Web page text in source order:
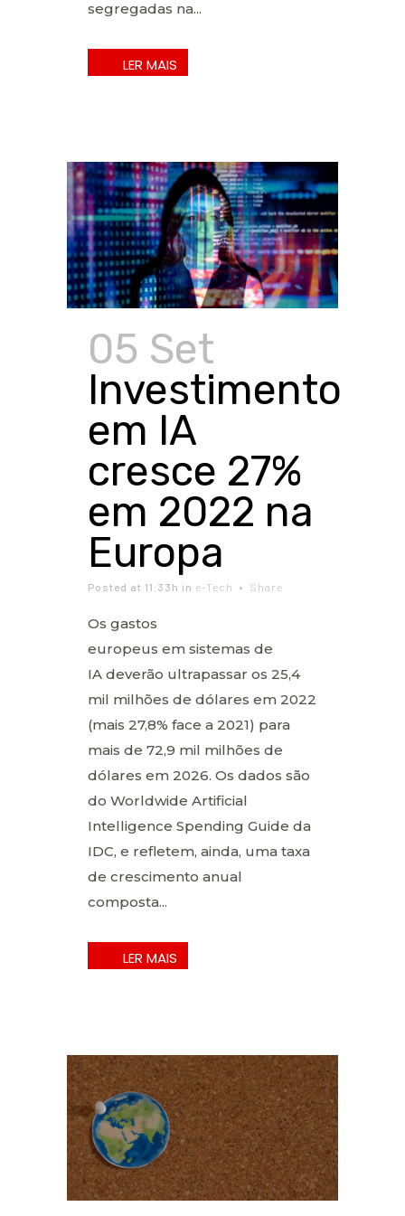
segregadas na...
05 Set
Investimento
em IA
cresce 27%
em 2022 na
Europa
Posted at 11:33h in e-Tech Share
Os gastos
europeus em sistemas de
IA deverão ultrapassar os 25,4
mil milhões de dólares em 2022
(mais 27,8% face a 2021) para
mais de 72,9 mil milhões de
dólares em 2026. Os dados são
do Worldwide Artificial
Intelligence Spending Guide da
IDC, e refletem, ainda, uma taxa
de crescimento anual
composta...